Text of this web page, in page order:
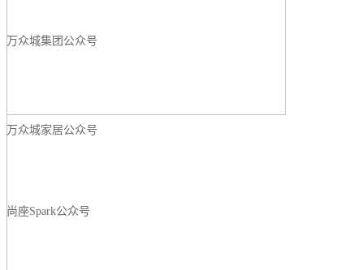
万众城集团公众号
万众城家居公众号
尚座Spark公众号